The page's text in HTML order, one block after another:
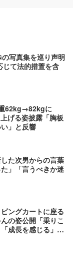
写真集を巡り声明
じて法的措置を含
62kg→82kgに
げる姿披露「胸板
」と反響
た次男からの言葉
」「言うべきか迷
ングカートに座る
の姿公開「乗りこ
成長を感じる」の